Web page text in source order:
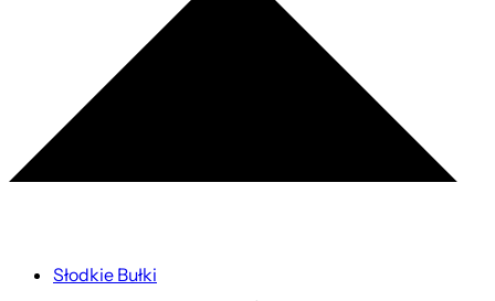
Słodkie Bułki